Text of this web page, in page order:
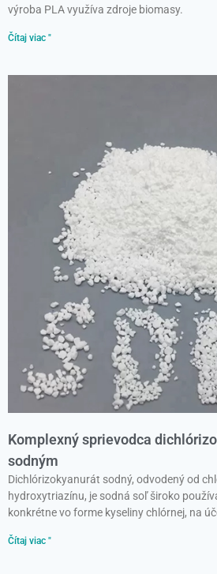
výroba PLA využíva zdroje biomasy.
Čítaj viac "
Komplexný sprievodca
sodným
Dichlórizokyanurát sodný, odvodený od
hydroxytriazínu, je sodná soľ široko
konkrétne vo forme kyseliny chlórnej, na
Čítaj viac "